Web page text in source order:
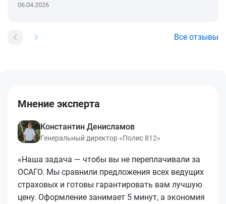
06.04.2026
Все отзывы
Мнение эксперта
Константин Денисламов
Генеральный директор «Полис 812»
«Наша задача — чтобы вы не переплачивали за
ОСАГО. Мы сравнили предложения всех ведущих
страховых и готовы гарантировать вам лучшую
цену. Оформление занимает 5 минут, а экономия